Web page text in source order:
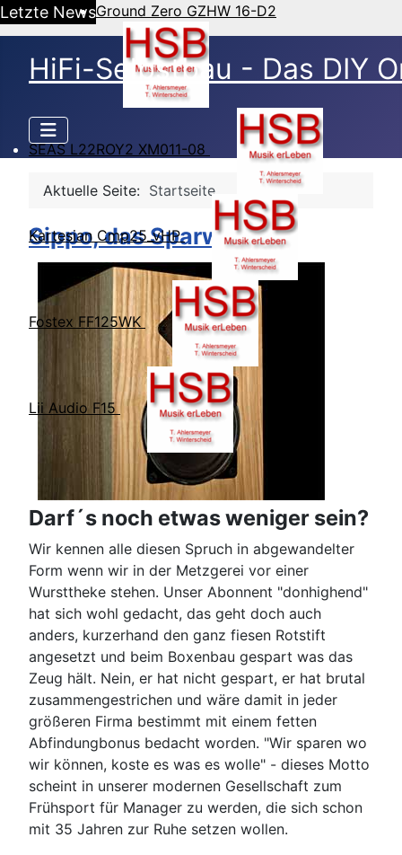
Letzte NewsGround Zero GZHW 16-D2
SEAS L22ROY2 XM011-08
Kartesian Cmp25_vHP
Fostex FF125WK
Lii Audio F15
HiFi-Selbstbau - Das DIY
Aktuelle Seite: Startseite
Sippo, das Sparwunder
Darf´s noch etwas weniger sein?
Wir kennen alle diesen Spruch in abgewandelter
Form wenn wir in der Metzgerei vor einer
Wursttheke stehen. Unser Abonnent "donhighend"
hat sich wohl gedacht, das geht doch auch
anders, kurzerhand den ganz fiesen Rotstift
angesetzt und beim Boxenbau gespart was das
Zeug hält. Nein, er hat nicht gespart, er hat brutal
zusammengestrichen und wäre damit in jeder
größeren Firma bestimmt mit einem fetten
Abfindungbonus bedacht worden. "Wir sparen wo
wir können, koste es was es wolle" - dieses Motto
scheint in unserer modernen Gesellschaft zum
Frühsport für Manager zu werden, die sich schon
mit 35 Jahren zur Ruhe setzen wollen.